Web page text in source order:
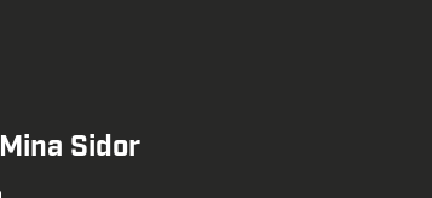
Mina Sidor